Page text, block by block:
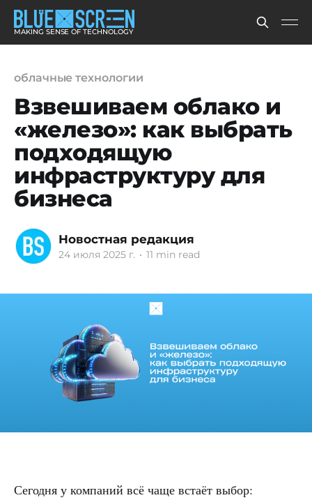
MAKING SENSE OF TECHNOLOGY
облачные технологии
Взвешиваем облако и
«железо»: как выбрать
подходящую
инфраструктуру для
бизнеса
Новостная редакция
24 июля 2025 г. • 11 min read
Сегодня у компаний всё чаще встаёт выбор: